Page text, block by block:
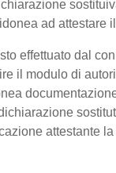
ad attestare
effettuato dal
il modulo di
attestante